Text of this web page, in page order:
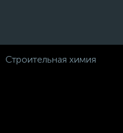
Строительная химия